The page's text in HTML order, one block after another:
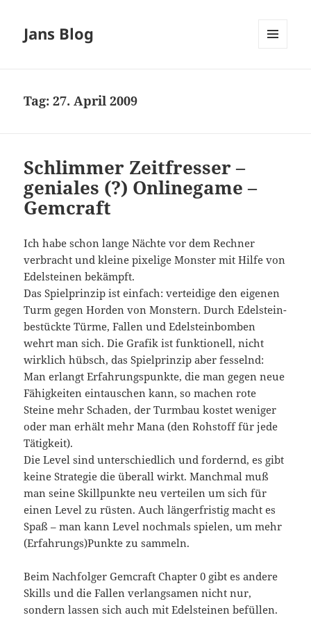
Jans Blog
Tag:27. April 2009
Schlimmer Zeitfresser –
geniales (?) Onlinegame –
Gemcraft
Ich habe schon lange Nächte vor dem Rechner
verbracht und kleine pixelige Monster mit Hilfe von
Edelsteinen bekämpft.
Das Spielprinzip ist einfach: verteidige den eigenen
Turm gegen Horden von Monstern. Durch Edelstein-
bestückte Türme, Fallen und Edelsteinbomben
wehrt man sich. Die Grafik ist funktionell, nicht
wirklich hübsch, das Spielprinzip aber fesselnd:
Man erlangt Erfahrungspunkte, die man gegen neue
Fähigkeiten eintauschen kann, so machen rote
Steine mehr Schaden, der Turmbau kostet weniger
oder man erhält mehr Mana (den Rohstoff für jede
Tätigkeit).
Die Level sind unterschiedlich und fordernd, es gibt
keine Strategie die überall wirkt. Manchmal muß
man seine Skillpunkte neu verteilen um sich für
einen Level zu rüsten. Auch längerfristig macht es
Spaß – man kann Level nochmals spielen, um mehr
(Erfahrungs)Punkte zu sammeln.
Beim Nachfolger Gemcraft Chapter 0 gibt es andere
Skills und die Fallen verlangsamen nicht nur,
sondern lassen sich auch mit Edelsteinen befüllen.